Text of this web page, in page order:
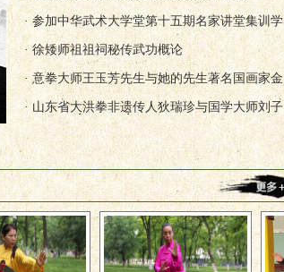
· 参加中华武术大学堂第十五期名家讲堂集训学
· 徐矮师祖祖祠秘传武功概论
· 意拳大师王玉芳先生与她的先生著名国画家金
· 山东省大洪拳非遗传人狄瑞珍与国学大师刘子